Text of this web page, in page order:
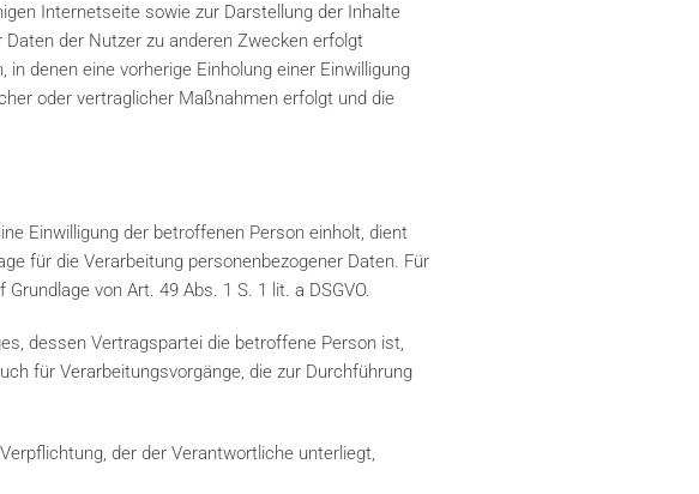
Internetseite sowie zur Darstellung der Inhalte
der Nutzer zu anderen Zwecken erfolgt
denen eine vorherige Einholung einer Einwilligung
oder vertraglicher Maßnahmen erfolgt und die
Einwilligung der betroffenen Person einholt, dient
für die Verarbeitung personenbezogener Daten. Für
von Art. 49 Abs. 1 S. 1 lit. a DSGVO.
dessen Vertragspartei die betroffene Person ist,
für Verarbeitungsvorgänge, die zur Durchführung
der der Verantwortliche unterliegt,